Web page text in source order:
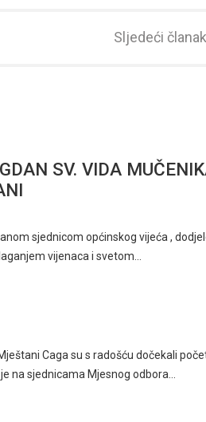
Sljedeći članak
SV. VIDA
sjednicom općinskog vijeća ,
vijenaca i svetom…
Caga su s radošću dočekali
na sjednicama Mjesnog odbora…